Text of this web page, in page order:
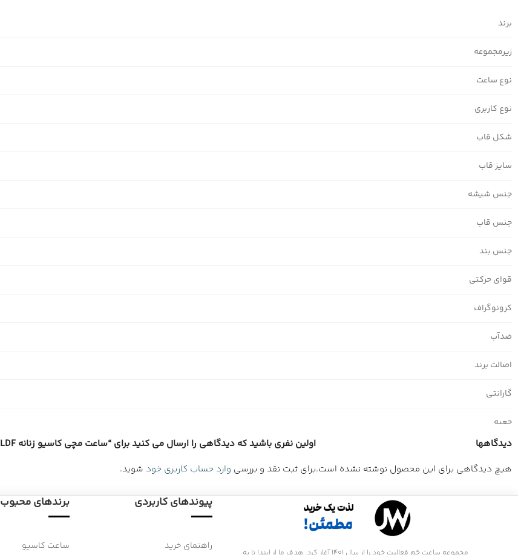
برند
زیرمجموعه
نوع ساعت
نوع کاربری
شکل قاب
سایز قاب
جنس شیشه
جنس قاب
جنس بند
قوای حرکتی
کرونوگراف
ضدآب
اصالت برند
گارانتی
جعبه
دیدگاهها
هیچ دیدگاهی برای این محصول نوشته نشده است.
اولین نفری باشید که دیدگاهی را ارسال می کنید برای “ساعت مچی کاسیو زنانه LQ-139AMV-1ELDF”
برای ثبت نقد و بررسی وارد حساب کاربری خود شوید.
پیوندهای کاربردی
راهنمای خرید
برندهای محبوب
ساعت کاسیو